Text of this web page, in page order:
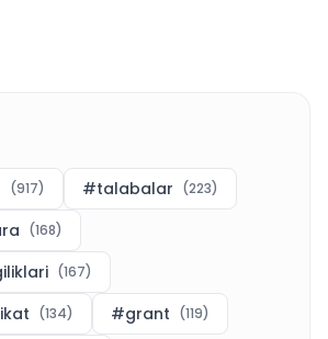
(917) #talabalar (223)
(168)
(167)
(134) #grant (119)